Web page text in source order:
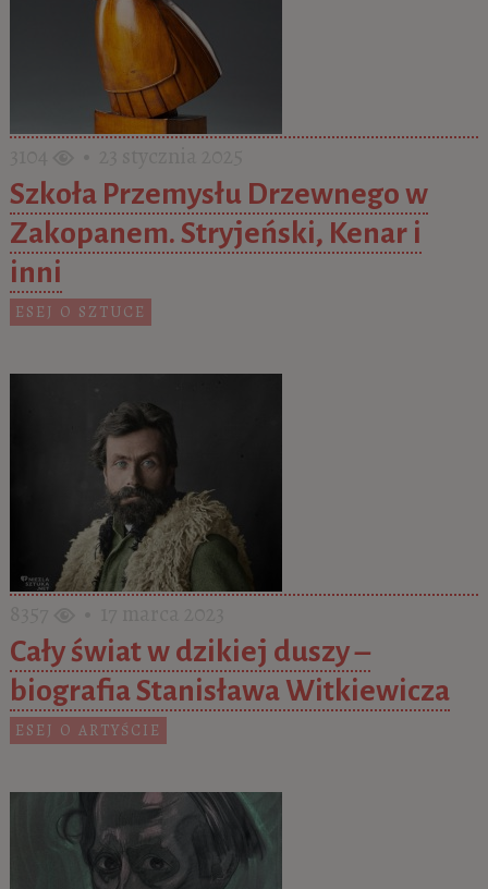
Szkoła Przemysłu Drzewnego w
Zakopanem. Stryjeński, Kenar i
inni
ESEJ O SZTUCE
Cały świat w dzikiej duszy –
biografia Stanisława Witkiewicza
ESEJ O ARTYŚCIE